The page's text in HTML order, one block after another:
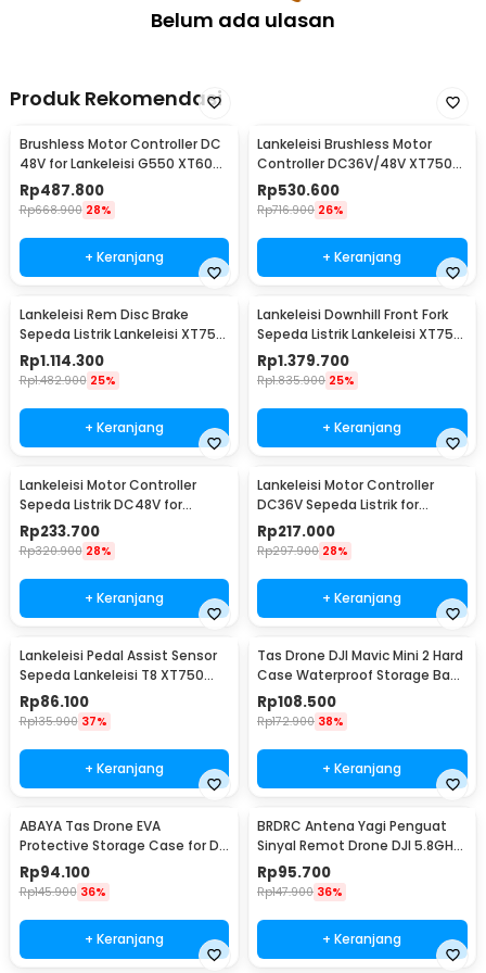
Belum ada ulasan
Produk Rekomendasi
Brushless Motor Controller DC
48V for Lankeleisi G550 XT600
G100 - YCSH084-107-48
Rp487.800
Rp668.900 28%
+ Keranjang
Lankeleisi Brushless Motor
Controller DC36V/48V XT750
Plus X2000 - YCSV084
Rp530.600
Rp716.900 26%
+ Keranjang
Lankeleisi Rem Disc Brake
Sepeda Listrik Lankeleisi XT750
Plus 1 Pair
Rp1.114.300
Rp1.482.900 25%
+ Keranjang
Lankeleisi Downhill Front Fork
Sepeda Listrik Lankeleisi XT750
Plus
Rp1.379.700
Rp1.835.900 25%
+ Keranjang
Lankeleisi Motor Controller
Sepeda Listrik DC48V for
Lankeleisi MX3.8 - SW4811DS
Rp233.700
Rp320.900 28%
+ Keranjang
Lankeleisi Motor Controller
DC36V Sepeda Listrik for
Lankeleisi RS600
Rp217.000
Rp297.900 28%
+ Keranjang
Lankeleisi Pedal Assist Sensor
Sepeda Lankeleisi T8 XT750
Plus Sport
Rp86.100
Rp135.900 37%
+ Keranjang
Tas Drone DJI Mavic Mini 2 Hard
Case Waterproof Storage Bag
- SC104
Rp108.500
Rp172.900 38%
+ Keranjang
ABAYA Tas Drone EVA
Protective Storage Case for DJI
Mavic Mini 2 - D2268
Rp94.100
Rp145.900 36%
+ Keranjang
BRDRC Antena Yagi Penguat
Sinyal Remot Drone DJI 5.8GHz
- EWB7756
Rp95.700
Rp147.900 36%
+ Keranjang